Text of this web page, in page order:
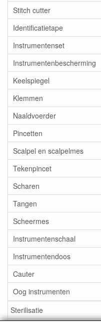
Stitch cutter
Identificatietape
Instrumentenset
Instrumentenbescherming
Keelspiegel
Klemmen
Naaldvoerder
Pincetten
Scalpel en scalpelmes
Tekenpincet
Scharen
Tangen
Scheermes
Instrumentenschaal
Instrumentendoos
Cauter
Oog instrumenten
Sterilisatie